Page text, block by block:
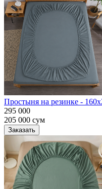
Простыня на резинке -
295 000
205 000 сум
Заказать